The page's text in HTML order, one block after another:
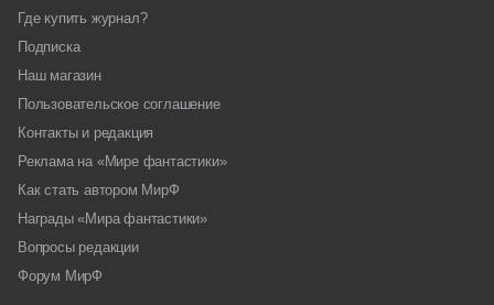
Где купить журнал?
Подписка
Наш магазин
Пользовательское соглашение
Контакты и редакция
Реклама на «Мире фантастики»
Как стать автором МирФ
Награды «Мира фантастики»
Вопросы редакции
Форум МирФ